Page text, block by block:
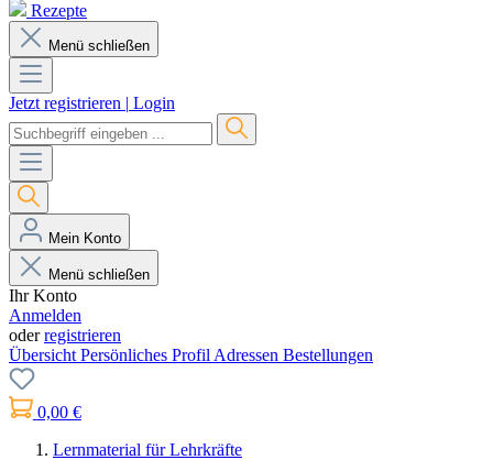
Rezepte
Menü schließen
Jetzt registrieren | Login
Mein Konto
Menü schließen
Ihr Konto
Anmelden
oderregistrieren
Übersicht Persönliches Profil Adressen Bestellungen
0,00 €
Lernmaterial für Lehrkräfte